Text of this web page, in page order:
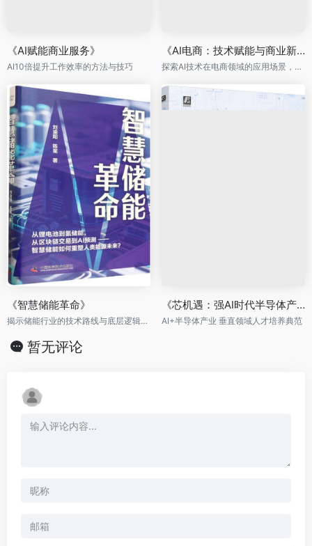
《AI赋能商业服务》
AI10倍提升工作效率的方法与技巧
《AI电商：技术赋能与商业新生态》
探索AI技术在电商领域的应用场景，结合案例分析商业实践。
《智慧储能革命》
揭示储能行业的技术路线与底层逻辑，洞见能源革命的未来图景
《芯机遇：强AI时代半导体产业人才发展的思考与展望》
AI+半导体产业 垂直领域人才培养典范
暂无评论